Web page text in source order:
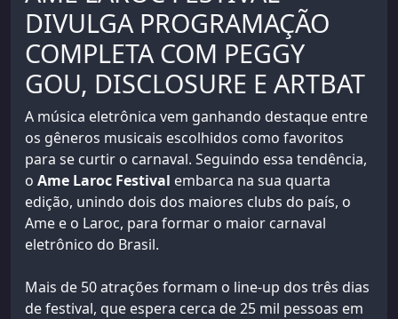
DIVULGA PROGRAMAÇÃO
COMPLETA COM PEGGY
GOU, DISCLOSURE E ARTBAT
A música eletrônica vem ganhando destaque entre
os gêneros musicais escolhidos como favoritos
para se curtir o carnaval. Seguindo essa tendência,
o Ame Laroc Festival embarca na sua quarta
edição, unindo dois dos maiores clubs do país, o
Ame e o Laroc, para formar o maior carnaval
eletrônico do Brasil.
Mais de 50 atrações formam o line-up dos três dias
de festival, que espera cerca de 25 mil pessoas em